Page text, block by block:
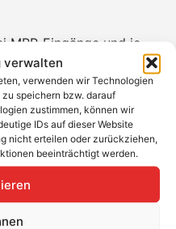
verwalten
verwenden wir Technologien
speichern bzw. darauf
zustimmen, können wir
IDs auf dieser Website
nicht erteilen oder zurückziehen,
beeinträchtigt werden.
MPP-Eingänge und je
dank Schutzart IP65
durch Push-in-
integrierte grün/rot-
Produktkennzeichnung
Gehäuse für einfache